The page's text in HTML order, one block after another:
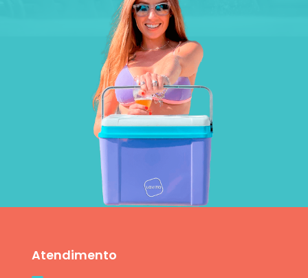
Atendimento